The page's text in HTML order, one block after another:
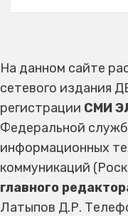
На данном сайте
сетевого издания
регистрации СМИ
Федеральной
информационных
коммуникаций
главного
Латыпов Д.Р.